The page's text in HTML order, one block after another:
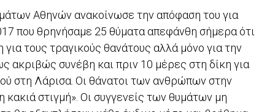
Αθηνών ανακοίνωσε την απόφαση του για
που θρηνήσαμε 25 θύματα απεφάνθη σήμερα ότι
για τους τραγικούς θανάτους αλλά μόνο για την
ακριβώς συνέβη και πριν 10 μέρες στη δίκη για
στη Λάρισα. Οι θάνατοι των ανθρώπων στην
στιγμή». Οι συγγενείς των θυμάτων μη